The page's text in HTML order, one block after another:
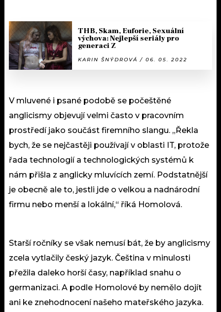
THB, Skam, Euforie, Sexuální
výchova: Nejlepší seriály pro
generaci Z
KARIN ŠNÝDROVÁ / 06. 05. 2022
V mluvené i psané podobě se počeštěné
anglicismy objevují velmi často v pracovním
prostředí jako součást firemního slangu. „Řekla
bych, že se nejčastěji používají v oblasti IT, protože
řada technologií a technologických systémů k
nám přišla z anglicky mluvících zemí. Podstatnější
je obecně ale to, jestli jde o velkou a nadnárodní
firmu nebo menší a lokální,“ říká Homolová.
Starší ročníky se však nemusí bát, že by anglicismy
zcela vytlačily český jazyk. Čeština v minulosti
přežila daleko horší časy, například snahu o
germanizaci. A podle Homolové by nemělo dojít
ani ke znehodnocení našeho mateřského jazyka.